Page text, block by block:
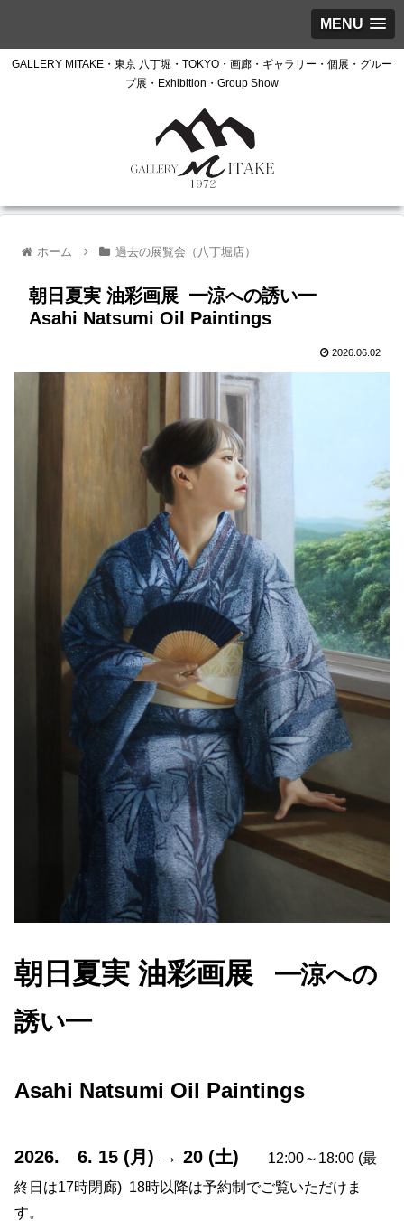
MENU
GALLERY MITAKE・東京 八丁堀・TOKYO・画廊・ギャラリー・個展・グルー
プ展・Exhibition・Group Show
ホーム 過去の展覧会（八丁堀店）
朝日夏実 油彩画展 ━涼への誘い━
Asahi Natsumi Oil Paintings
2026.06.02
朝日夏実 油彩画展
━涼への
誘い━
Asahi Natsumi Oil Paintings
2026. 6. 15 (月) → 20 (土) 12:00～18:00 (最
終日は17時閉廊) 18時以降は予約制でご覧いただけま
す。